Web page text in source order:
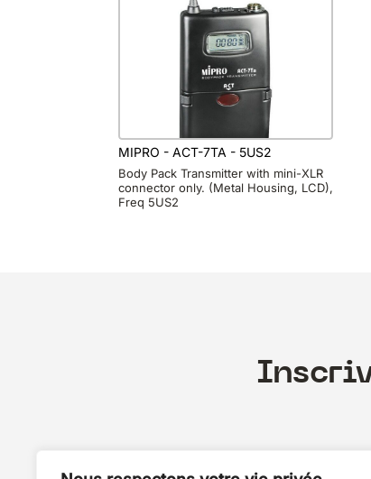
MIPRO - ACT-7TA - 5US2
Body Pack Transmitter with mini-XLR
connector only. (Metal Housing, LCD),
Freq 5US2